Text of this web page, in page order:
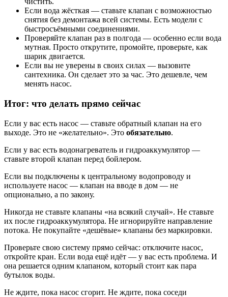
Если вода жёсткая — ставьте клапан с возможностью
снятия без демонтажа всей системы. Есть модели с
быстросъёмными соединениями.
Проверяйте клапан раз в полгода — особенно если вода
мутная. Просто открутите, промойте, проверьте, как
шарик двигается.
Если вы не уверены в своих силах — вызовите
сантехника. Он сделает это за час. Это дешевле, чем
менять насос.
Итог: что делать прямо сейчас
Если у вас есть насос — ставьте обратный клапан на его
выходе. Это не «желательно». Это обязательно.
Если у вас есть водонагреватель и гидроаккумулятор —
ставьте второй клапан перед бойлером.
Если вы подключены к центральному водопроводу и
используете насос — клапан на вводе в дом — не
опционально, а по закону.
Никогда не ставьте клапаны «на всякий случай». Не ставьте
их после гидроаккумулятора. Не игнорируйте направление
потока. Не покупайте «дешёвые» клапаны без маркировки.
Проверьте свою систему прямо сейчас: отключите насос,
откройте кран. Если вода ещё идёт — у вас есть проблема. И
она решается одним клапаном, который стоит как пара
бутылок воды.
Не ждите, пока насос сгорит. Не ждите, пока соседи